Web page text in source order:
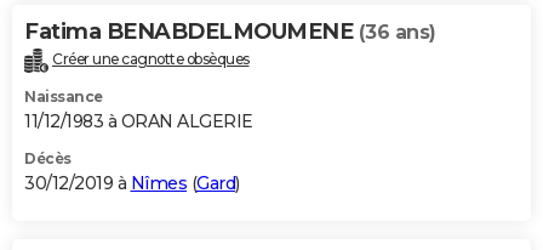
Fatima BENABDELMOUMENE (36 ans)
Créer une cagnotte obsèques
Naissance
11/12/1983 à ORAN ALGERIE
Décès
30/12/2019 à Nîmes (Gard)